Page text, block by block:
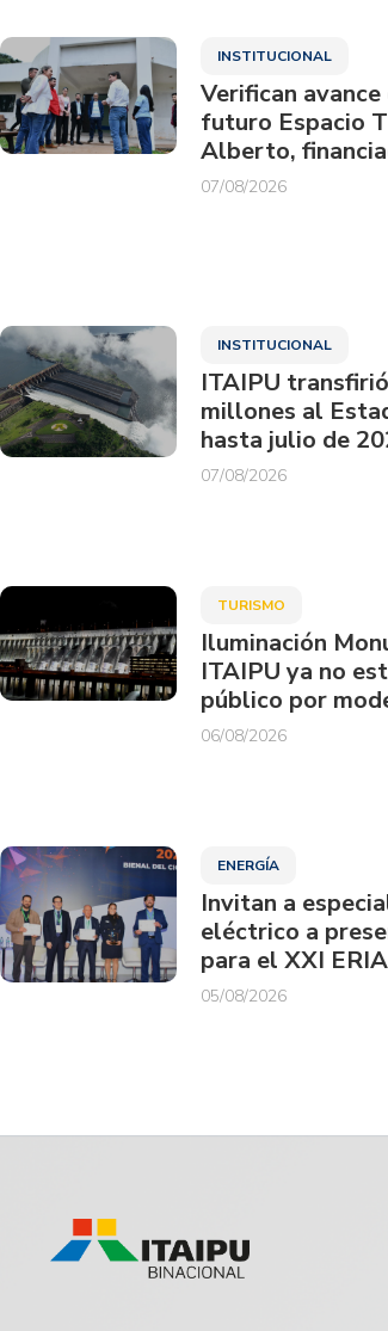
INSTITUCIONAL
Verifican
futuro Espacio
Alberto,
07/08/2026
INSTITUCIONAL
ITAIPU
millones al
hasta julio de
07/08/2026
TURISMO
Iluminación
ITAIPU ya no
público por
06/08/2026
ENERGÍA
Invitan a
eléctrico a
para el XXI
05/08/2026